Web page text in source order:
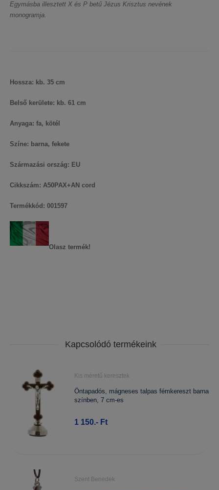
Egymásba illesztett X és P betű Jézus Krisztus nevének
monogramja.
Hossza: kb. 35 cm
Belső kerülete: kb. 61 cm
Anyaga: fa, kötél
Színe: barna, fekete
Származási ország: EU
Cikkszám: A50PAX+AN cord
Termékkód: 001597
Olasz termék!
Kapcsolódó termékeink
Kis méretű keresztek
Öntapadós, mágneses talpas fémkereszt barna
színben, 7 cm-es
1 150.- Ft
Szent Benedek